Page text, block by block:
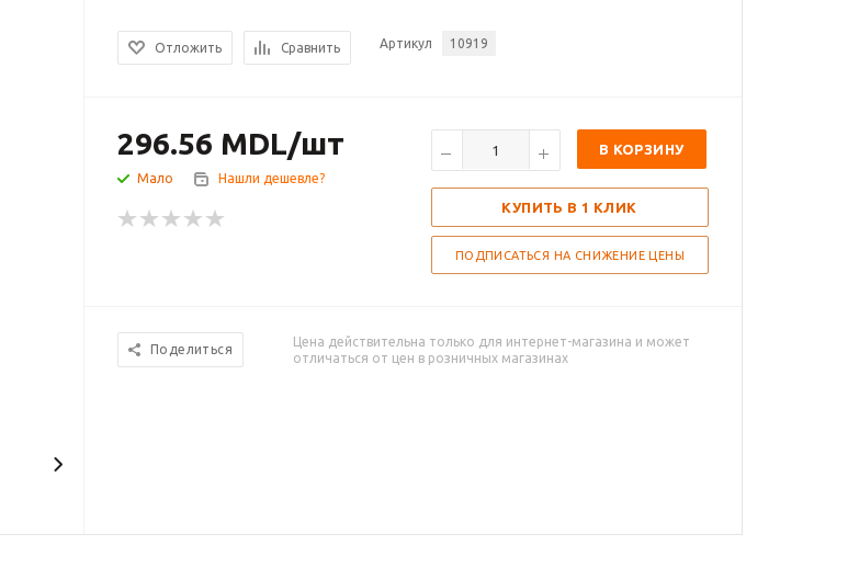
Отложить Сравнить Артикул 10919
296.56 MDL/шт
Мало Нашли дешевле?
В КОРЗИНУ
КУПИТЬ В 1 КЛИК
ПОДПИСАТЬСЯ НА СНИЖЕНИЕ ЦЕНЫ
Поделиться
Цена действительна только для интернет-магазина и может
отличаться от цен в розничных магазинах